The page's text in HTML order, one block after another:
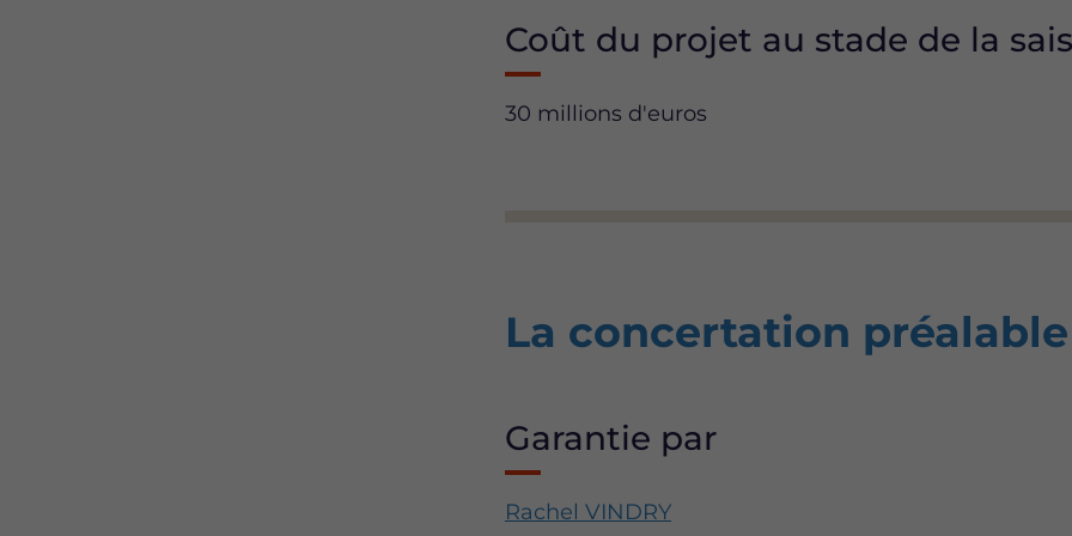
Coût du projet au stade de la
30 millions d'euros
La concertation préalable
Garantie par
Rachel VINDRY